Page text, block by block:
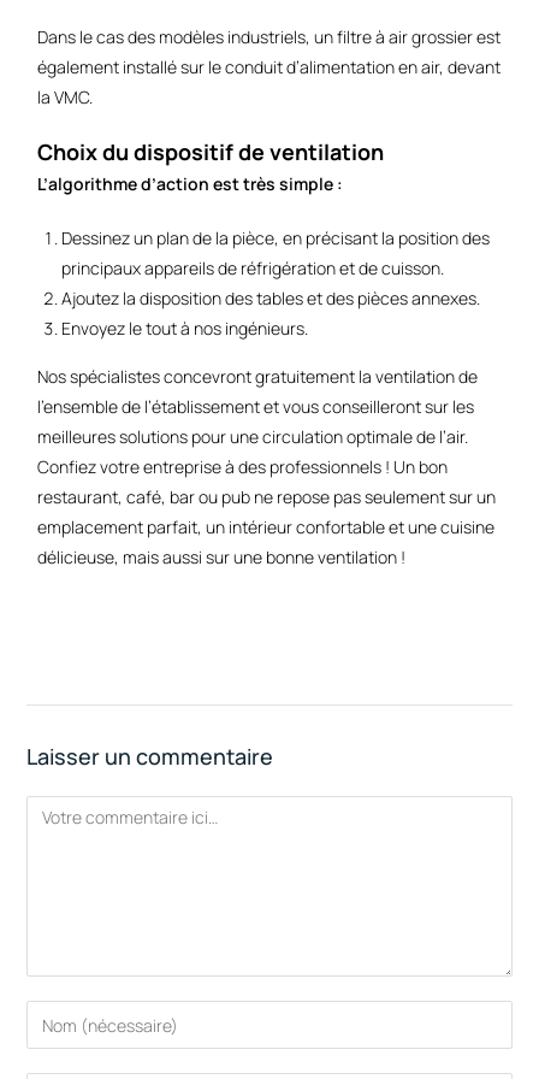
Dans le cas des modèles industriels, un filtre à air grossier est
également installé sur le conduit d’alimentation en air, devant
la VMC.
Choix du dispositif de ventilation
L’algorithme d’action est très simple :
Dessinez un plan de la pièce, en précisant la position des
principaux appareils de réfrigération et de cuisson.
Ajoutez la disposition des tables et des pièces annexes.
Envoyez le tout à nos ingénieurs.
Nos spécialistes concevront gratuitement la ventilation de
l’ensemble de l’établissement et vous conseilleront sur les
meilleures solutions pour une circulation optimale de l’air.
Confiez votre entreprise à des professionnels ! Un bon
restaurant, café, bar ou pub ne repose pas seulement sur un
emplacement parfait, un intérieur confortable et une cuisine
délicieuse, mais aussi sur une bonne ventilation !
Laisser un commentaire